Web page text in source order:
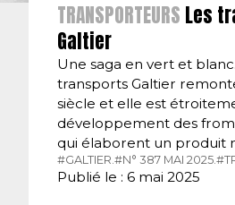
TRANSPORTEURS Les
Galtier
Une saga en vert et
transports Galtier
siècle et elle est
développement des
qui élaborent un produit
#GALTIER.#N° 387 MAI 2025.
Publié le : 6 mai 2025